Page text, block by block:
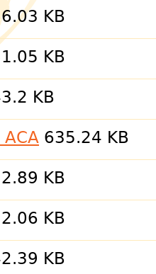
KB
KB
KB
635.24 KB
KB
KB
KB